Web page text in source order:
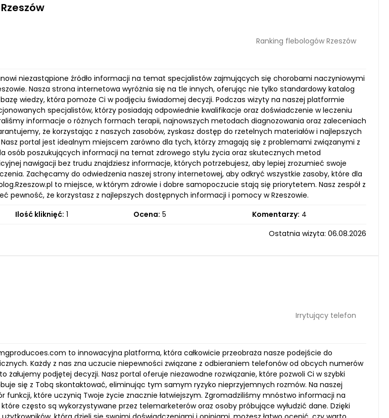
Ranking flebologów Rzeszów
niezastąpione źródło informacji na temat specjalistów zajmujących się chorobami naczyniowymi
Nasza strona internetowa wyróżnia się na tle innych, oferując nie tylko standardowy katalog
wiedzy, która pomoże Ci w podjęciu świadomej decyzji. Podczas wizyty na naszej platformie
specjalistów, którzy posiadają odpowiednie kwalifikacje oraz doświadczenie w leczeniu
informacje o różnych formach terapii, najnowszych metodach diagnozowania oraz zaleceniach
że korzystając z naszych zasobów, zyskasz dostęp do rzetelnych materiałów i najlepszych
portal jest idealnym miejscem zarówno dla tych, którzy zmagają się z problemami związanymi z
osób poszukujących informacji na temat zdrowego stylu życia oraz skutecznych metod
nawigacji bez trudu znajdziesz informacje, których potrzebujesz, aby lepiej zrozumieć swoje
Zachęcamy do odwiedzenia naszej strony internetowej, aby odkryć wszystkie zasoby, które dla
to miejsce, w którym zdrowie i dobre samopoczucie stają się priorytetem. Nasz zespół z
pewność, że korzystasz z najlepszych dostępnych informacji i pomocy w Rzeszowie.
Ilość kliknięć: 1 Ocena: 5 Komentarzy: 4
Ostatnia wizyta: 06.08.2026
Irrytujący telefon
to innowacyjna platforma, która całkowicie przeobraża nasze podejście do
Każdy z nas zna uczucie niepewności związane z odbieraniem telefonów od obcych numerów
podjętej decyzji. Nasz portal oferuje niezawodne rozwiązanie, które pozwoli Ci w szybki
się z Tobą skontaktować, eliminując tym samym ryzyko nieprzyjemnych rozmów. Na naszej
funkcji, które uczynią Twoje życie znacznie łatwiejszym. Zgromadziliśmy mnóstwo informacji na
często są wykorzystywane przez telemarketerów oraz osoby próbujące wyłudzić dane. Dzięki